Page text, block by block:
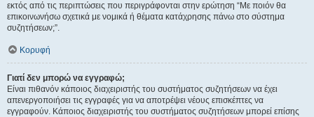
εκτός από τις περιπτώσεις που περιγράφονται στην ερώτηση “Με ποιόν θα
επικοινωνήσω σχετικά με νομικά ή θέματα κατάχρησης πάνω στο σύστημα
συζητήσεων;”.
Κορυφή
Γιατί δεν μπορώ να εγγραφώ;
Είναι πιθανόν κάποιος διαχειριστής του συστήματος συζητήσεων να έχει
απενεργοποιήσει τις εγγραφές για να αποτρέψει νέους επισκέπτες να
εγγραφούν. Κάποιος διαχειριστής του συστήματος συζητήσεων μπορεί επίσης